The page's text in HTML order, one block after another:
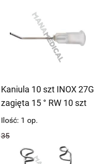
Kaniula 10 szt INOX 27G
zagięta 15 ° RW 10 szt
0,4 x 20 mm 27045B/20
35
Ilość: 1 op.